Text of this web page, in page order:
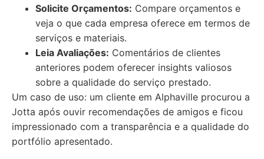
Solicite Orçamentos: Compare orçamentos e
veja o que cada empresa oferece em termos de
serviços e materiais.
Leia Avaliações: Comentários de clientes
anteriores podem oferecer insights valiosos
sobre a qualidade do serviço prestado.
Um caso de uso: um cliente em Alphaville procurou a
Jotta após ouvir recomendações de amigos e ficou
impressionado com a transparência e a qualidade do
portfólio apresentado.